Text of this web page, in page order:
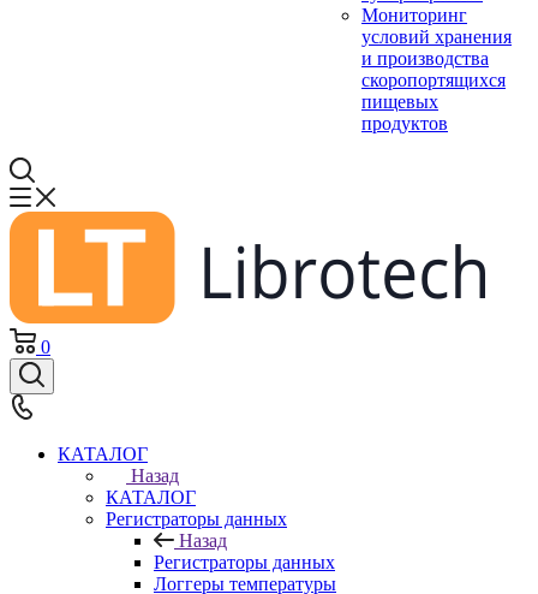
Мониторинг
условий хранения
и производства
скоропортящихся
пищевых
продуктов
0
КАТАЛОГ
Назад
КАТАЛОГ
Регистраторы данных
Назад
Регистраторы данных
Логгеры температуры